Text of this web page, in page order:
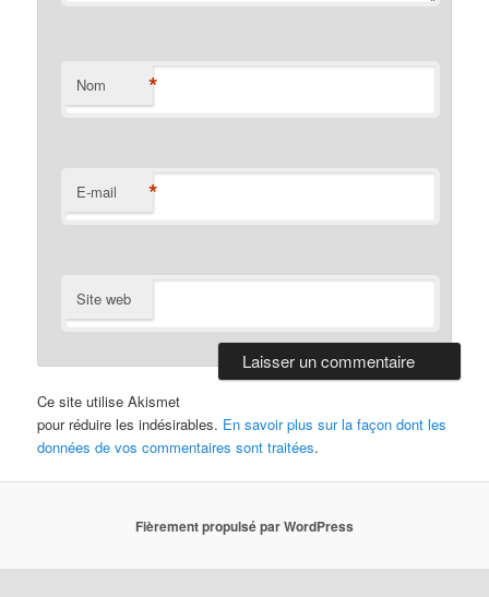
Nom *
E-mail *
Site web
Ce site utilise Akismet
pour réduire les indésirables. En savoir plus sur la façon dont les
données de vos commentaires sont traitées.
Fièrement propulsé par WordPress